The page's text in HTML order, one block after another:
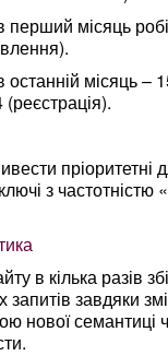
перший місяць
місяць –
пріоритетні
з частотністю
в кілька разів
запитів завдяки
нової семантиці